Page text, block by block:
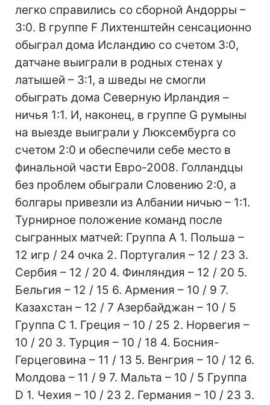
легко справились со сборной Андорры –
3:0. В группе F Лихтенштейн сенсационно
обыграл дома Исландию со счетом 3:0,
датчане выиграли в родных стенах у
латышей – 3:1, а шведы не смогли
обыграть дома Северную Ирландия –
ничья 1:1. И, наконец, в группе G румыны
на выезде выиграли у Люксембурга со
счетом 2:0 и обеспечили себе место в
финальной части Евро-2008. Голландцы
без проблем обыграли Словению 2:0, а
болгары привезли из Албании ничью – 1:1.
Турнирное положение команд после
сыгранных матчей: Группа А 1. Польша –
12 игр / 24 очка 2. Португалия – 12 / 23 3.
Сербия – 12 / 20 4. Финляндия – 12 / 20 5.
Бельгия – 12 / 15 6. Армения – 10 / 9 7.
Казахстан – 12 / 7 Азербайджан – 10 / 5
Группа С 1. Греция – 10 / 25 2. Норвегия –
10 / 20 3. Турция – 10 / 18 4. Босния-
Герцеговина – 11 / 13 5. Венгрия – 10 / 12 6.
Молдова – 11 / 9 7. Мальта – 10 / 5 Группа
D 1. Чехия – 10 / 23 2. Германия – 10 / 23 3.